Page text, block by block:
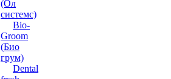
(Ол
системс)
Bio-
Groom
(Био
грум)
Dental